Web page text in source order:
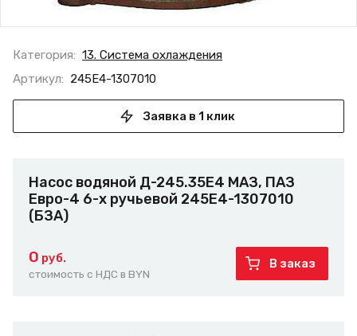
Категория: 13. Система охлаждения
Артикул: 245Е4-1307010
Заявка в 1 клик
Насос водяной Д-245.35Е4 МАЗ, ПАЗ
Евро-4 6-х ручьевой 245Е4-1307010
(БЗА)
0 руб.
стоимость с НДС в BYN
В заказ